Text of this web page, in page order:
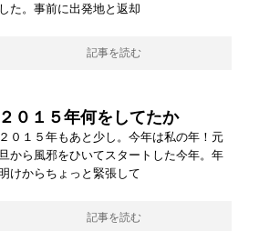
した。事前に出発地と返却
記事を読む
２０１５年何をしてたか
２０１５年もあと少し。今年は私の年！元
旦から風邪をひいてスタートした今年。年
けからちょっと緊張して
記事を読む